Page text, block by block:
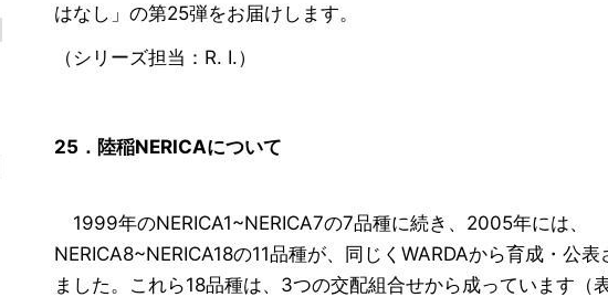
はなし」の第25弾をお届けします。
（シリーズ担当：R. I.）
25 ．陸稲NERICAについて
1999年のNERICA1~NERICA7の7品種に続き、2005年には、
NERICA8~NERICA18の11品種が、同じくWARDAから育成・公表
ました。これら18品種は、3つの交配組合せから成っています（